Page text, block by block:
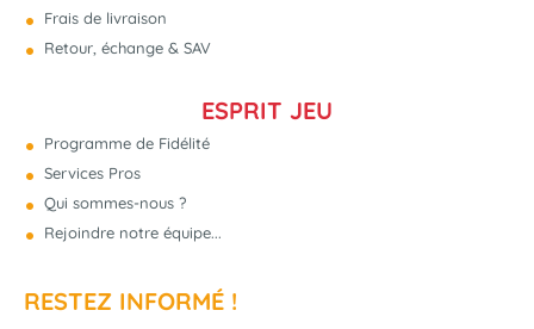
Frais de livraison
Retour, échange & SAV
ESPRIT JEU
Programme de Fidélité
Services Pros
Qui sommes-nous ?
Rejoindre notre équipe...
RESTEZ INFORMÉ !